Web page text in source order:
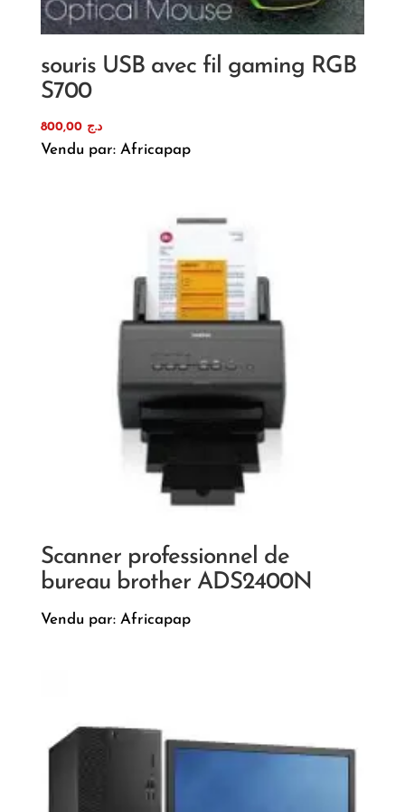
souris USB avec fil gaming RGB
S700
د.ج 800,00
Vendu par: Africapap
Scanner professionnel de
bureau brother ADS2400N
Vendu par: Africapap